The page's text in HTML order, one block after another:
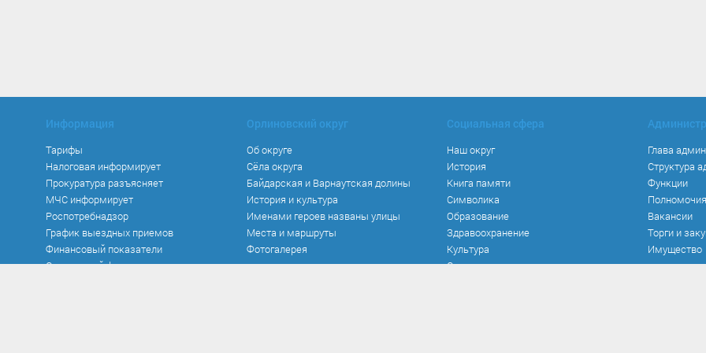
Информация
Тарифы
Налоговая информирует
Прокуратура разъясняет
МЧС информирует
Роспотребнадзор
График выездных приемов
Финансовый показатели
Социальный фонд
Орлиновский округ
Об округе
Сёла округа
Байдарская и Варнаутская долины
История и культура
Именами героев названы улицы
Места и маршруты
Фотогалерея
Социальная сфера
Наш округ
История
Книга памяти
Символика
Образование
Здравоохранение
Культура
Спорт
Глава
Структура
Функции
Полномочия
Вакансии
Торги и
Имущество